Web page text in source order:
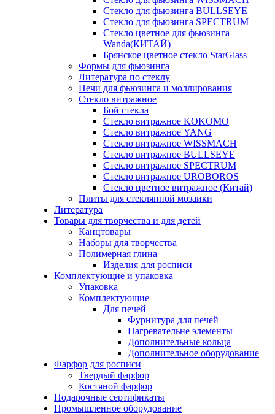
Стекло для фьюзинга BULLSEYE
Стекло для фьюзинга SPECTRUM
Стекло цветное для фьюзинга
Wanda(КИТАЙ)
Брянское цветное стекло StarGlass
Формы для фьюзинга
Литература по стеклу
Печи для фьюзинга и моллирования
Стекло витражное
Бой стекла
Стекло витражное KOKOMO
Стекло витражное YANG
Стекло витражное WISSMACH
Стекло витражное BULLSEYE
Стекло витражное SPECTRUM
Стекло витражное UROBOROS
Стекло цветное витражное (Китай)
Плиты для стеклянной мозаики
Литература
Товары для творчества и для детей
Канцтовары
Наборы для творчества
Полимерная глина
Изделия для росписи
Комплектующие и упаковка
Упаковка
Комплектующие
Для печей
Фурнитура для печей
Нагревательне элементы
Дополнительные кольца
Дополнительное оборудование
Фарфор для росписи
Твердый фарфор
Костяной фарфор
Подарочные сертификаты
Промышленное оборудование